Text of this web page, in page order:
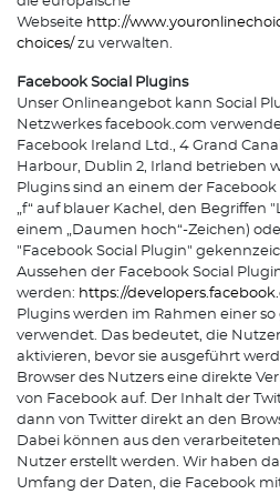
Webseite http://
choices/ zu verwalten.
Facebook Social Plugins
Unser Onlineangebot kann Social
Netzwerkes facebook.com
Facebook Ireland Ltd., 4 Grand
Harbour, Dublin 2, Irland betrieben
Plugins sind an einem der
„f“ auf blauer Kachel, den Begriffen
einem „Daumen hoch“-Zeichen)
"Facebook Social Plugin"
Aussehen der Facebook Social
werden: https://
Plugins werden im Rahmen einer
verwendet. Das bedeutet, die
aktivieren, bevor sie ausgeführt
Browser des Nutzers eine direkte
von Facebook auf. Der Inhalt der
dann von Twitter direkt an den
Dabei können aus den
Nutzer erstellt werden. Wir haben
Umfang der Daten, die Facebook